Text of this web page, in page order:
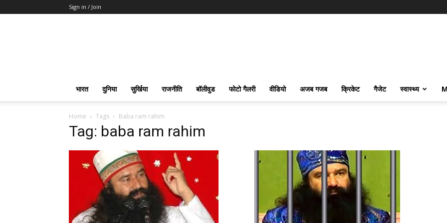
Sign in / Join
भारत दुनिया सुर्खिया राजनीति बॉलीवुड फोटो गैलरी वीडियो अजब गजब क्रिकेट गैजेट स्वास्थ्य
Home Tags Baba ram rahim
Tag: baba ram rahim